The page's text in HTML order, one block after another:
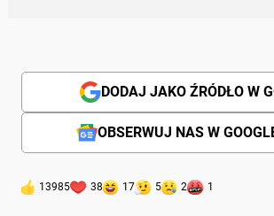
DODAJ JAKO ŹRÓDŁO W
OBSERWUJ NAS W
13985 38 17 5 2 1